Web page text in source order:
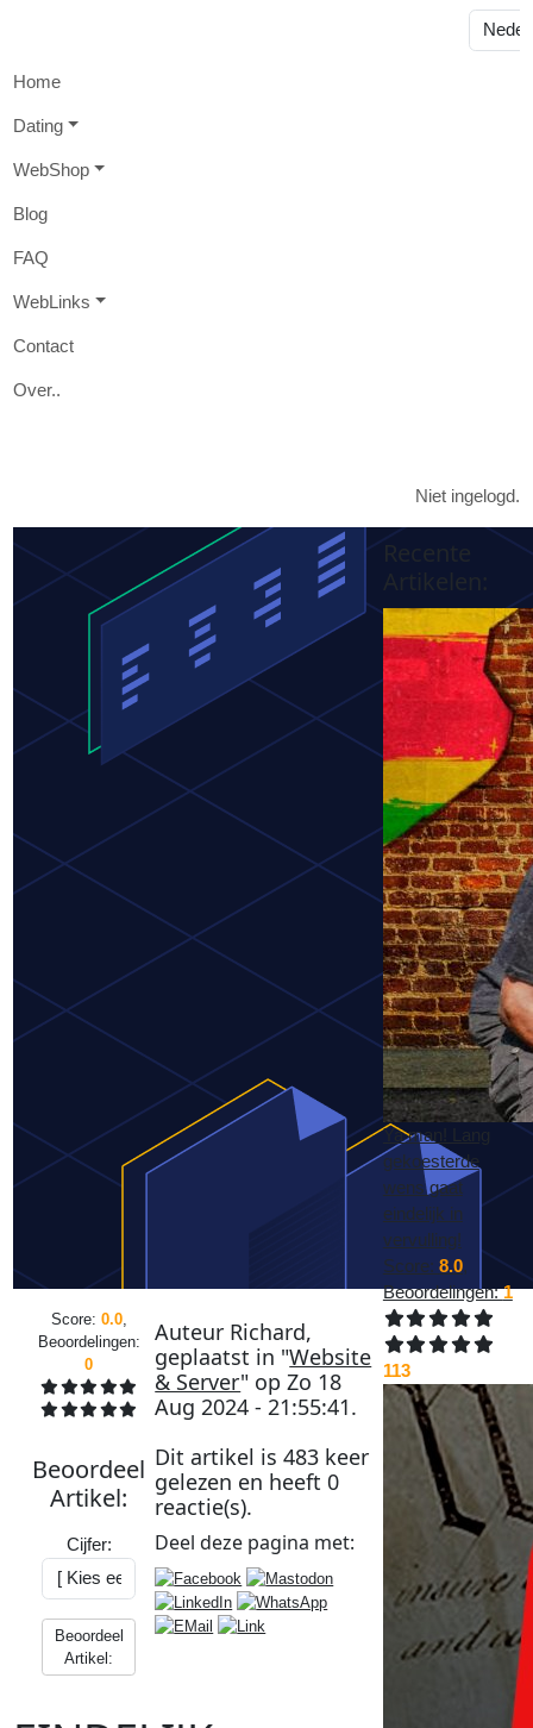
Home
Dating
WebShop
Blog
FAQ
WebL inks
Contact
Over..
Niet ingelogd.
Score: 0.0,
Beoordelingen:
0
Beoordeel
Artikel:
Cijfer:
Beoordeel
Artikel:
Auteur Richard,
geplaatst in "Website
& Server" opZo 18
Aug 2024 - 21:55:41.
Dit artikel is483 keer
gelezen en heeft0
reactie(s).
Deel deze pagina met:
Ya man! Lang
gekoesterde
wens gaat
eindelijk in
vervulling!
Score: 8.0,
Beoordelingen:1
113